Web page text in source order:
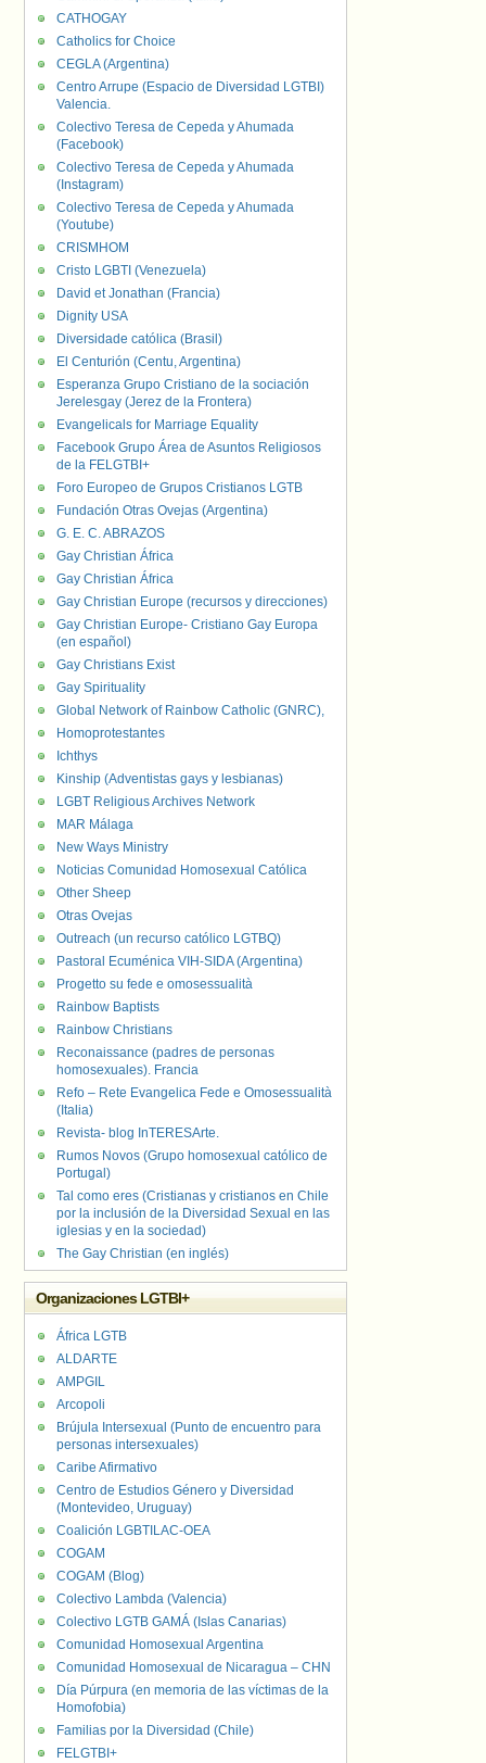
CATHOGAY
Catholics for Choice
CEGLA (Argentina)
Centro Arrupe (Espacio de Diversidad LGTBI)
Valencia.
Colectivo Teresa de Cepeda y Ahumada
(Facebook)
Colectivo Teresa de Cepeda y Ahumada
(Instagram)
Colectivo Teresa de Cepeda y Ahumada
(Youtube)
CRISMHOM
Cristo LGBTI (Venezuela)
David et Jonathan (Francia)
Dignity USA
Diversidade católica (Brasil)
El Centurión (Centu, Argentina)
Esperanza Grupo Cristiano de la sociación
Jerelesgay (Jerez de la Frontera)
Evangelicals for Marriage Equality
Facebook Grupo Área de Asuntos Religiosos
de la FELGTBI+
Foro Europeo de Grupos Cristianos LGTB
Fundación Otras Ovejas (Argentina)
G. E. C. ABRAZOS
Gay Christian África
Gay Christian África
Gay Christian Europe (recursos y direcciones)
Gay Christian Europe- Cristiano Gay Europa
(en español)
Gay Christians Exist
Gay Spirituality
Global Network of Rainbow Catholic (GNRC),
Homoprotestantes
Ichthys
Kinship (Adventistas gays y lesbianas)
LGBT Religious Archives Network
MAR Málaga
New Ways Ministry
Noticias Comunidad Homosexual Católica
Other Sheep
Otras Ovejas
Outreach (un recurso católico LGTBQ)
Pastoral Ecuménica VIH-SIDA (Argentina)
Progetto su fede e omosessualità
Rainbow Baptists
Rainbow Christians
Reconaissance (padres de personas
homosexuales). Francia
Refo – Rete Evangelica Fede e Omosessualità
(Italia)
Revista- blog InTERESArte.
Rumos Novos (Grupo homosexual católico de
Portugal)
Tal como eres (Cristianas y cristianos en Chile
por la inclusión de la Diversidad Sexual en las
iglesias y en la sociedad)
The Gay Christian (en inglés)
Organizaciones LGTBI+
África LGTB
ALDARTE
AMPGIL
Arcopoli
Brújula Intersexual (Punto de encuentro para
personas intersexuales)
Caribe Afirmativo
Centro de Estudios Género y Diversidad
(Montevideo, Uruguay)
Coalición LGBTILAC-OEA
COGAM
COGAM (Blog)
Colectivo Lambda (Valencia)
Colectivo LGTB GAMÁ (Islas Canarias)
Comunidad Homosexual Argentina
Comunidad Homosexual de Nicaragua – CHN
Día Púrpura (en memoria de las víctimas de la
Homofobia)
Familias por la Diversidad (Chile)
FELGTBI+